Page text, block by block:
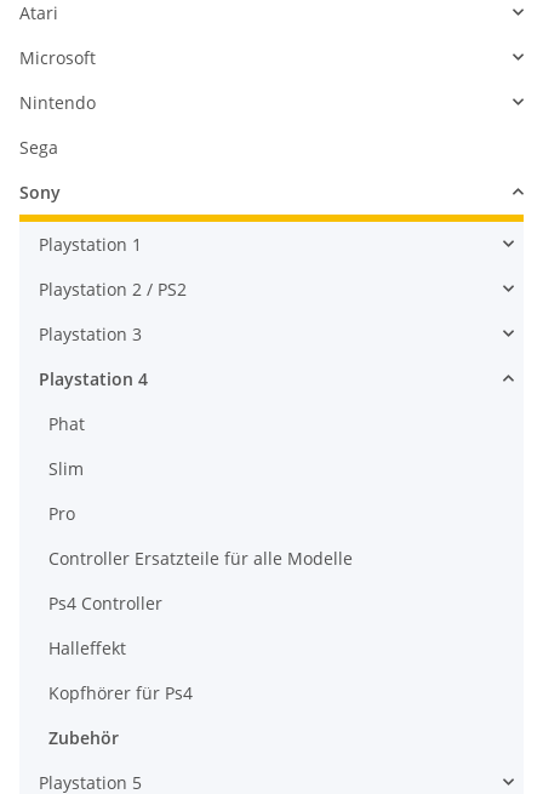
Atari
Microsoft
Nintendo
Sega
Sony
Playstation 1
Playstation 2 / PS2
Playstation 3
Playstation 4
Phat
Slim
Pro
Controller Ersatzteile für alle Modelle
Ps4 Controller
Halleffekt
Kopfhörer für Ps4
Zubehör
Playstation 5